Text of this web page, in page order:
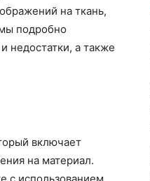
на ткань,
подробно
недостатки, а также
включает
на материал.